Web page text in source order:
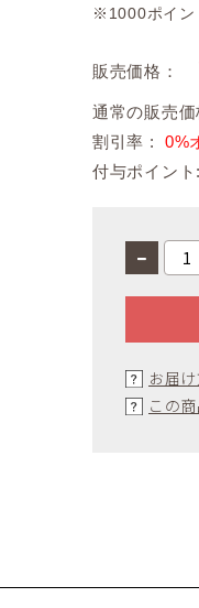
※1000ポイン
販売価格：
通常の販売
割引率 : 0%
付与ポイン
お届
この